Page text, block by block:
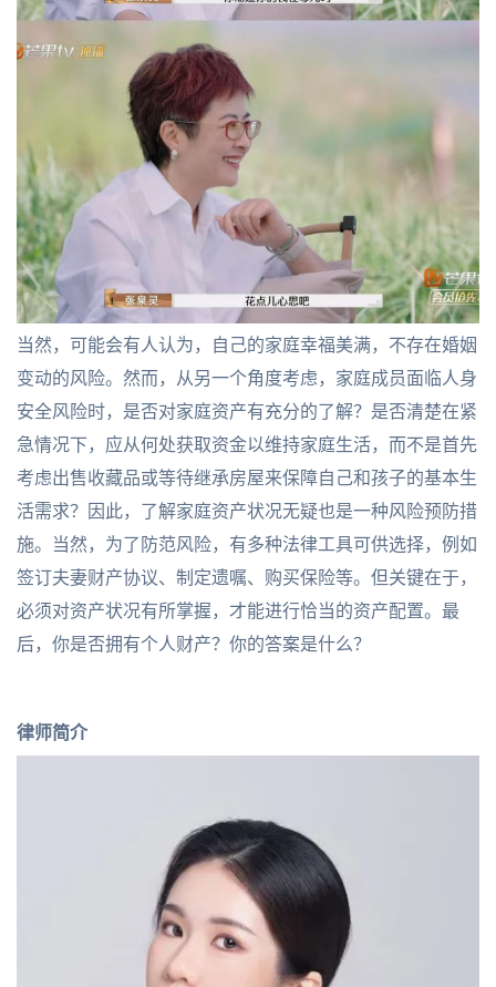
当然，可能会有人认为，自己的家庭幸福美满，不存在婚姻
变动的风险。然而，从另一个角度考虑，家庭成员面临人身
安全风险时，是否对家庭资产有充分的了解？是否清楚在紧
急情况下，应从何处获取资金以维持家庭生活，而不是首先
考虑出售收藏品或等待继承房屋来保障自己和孩子的基本生
活需求？因此，了解家庭资产状况无疑也是一种风险预防措
施。当然，为了防范风险，有多种法律工具可供选择，例如
签订夫妻财产协议、制定遗嘱、购买保险等。但关键在于，
必须对资产状况有所掌握，才能进行恰当的资产配置。最
后，你是否拥有个人财产？你的答案是什么？
律师简介